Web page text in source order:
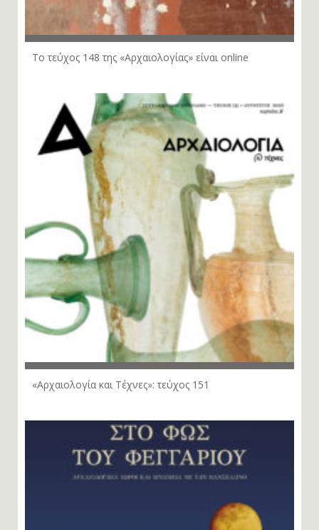
Το τεύχος 148 της «Αρχαιολογίας» είναι online
«Αρχαιολογία και Τέχνες»: τεύχος 151